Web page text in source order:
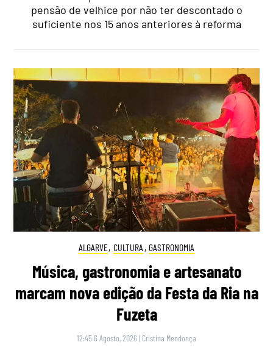
pensão de velhice por não ter descontado o
suficiente nos 15 anos anteriores à reforma
ALGARVE, CULTURA , GASTRONOMIA
Música, gastronomia e artesanato
marcam nova edição da Festa da Ria na
Fuzeta
12:45 6 Agosto, 2026 | Cristina Mendonça